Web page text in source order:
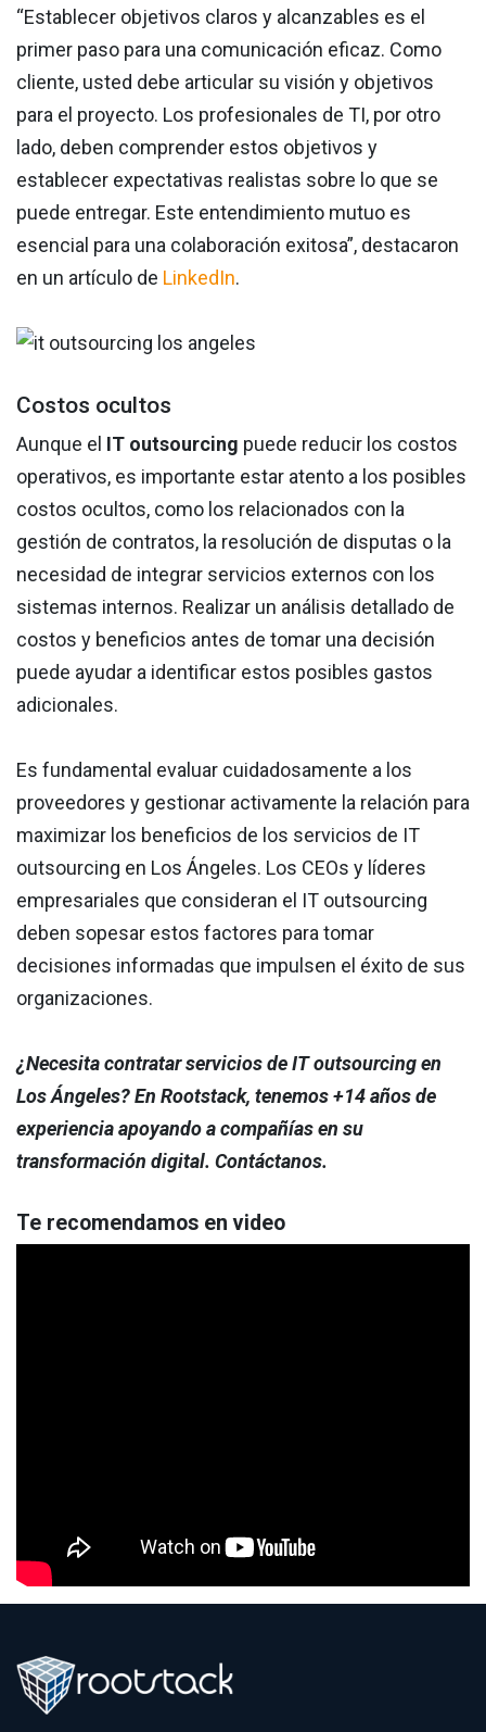
“Establecer objetivos claros y alcanzables es el
primer paso para una comunicación eficaz. Como
cliente, usted debe articular su visión y objetivos
para el proyecto. Los profesionales de TI, por otro
lado, deben comprender estos objetivos y
establecer expectativas realistas sobre lo que se
puede entregar. Este entendimiento mutuo es
esencial para una colaboración exitosa”, destacaron
en un artículo de LinkedIn.
Costos ocultos
Aunque el IT outsourcing puede reducir los costos
operativos, es importante estar atento a los posibles
costos ocultos, como los relacionados con la
gestión de contratos, la resolución de disputas o la
necesidad de integrar servicios externos con los
sistemas internos. Realizar un análisis detallado de
costos y beneficios antes de tomar una decisión
puede ayudar a identificar estos posibles gastos
adicionales.
Es fundamental evaluar cuidadosamente a los
proveedores y gestionar activamente la relación para
maximizar los beneficios de los servicios de IT
outsourcing en Los Ángeles. Los CEOs y líderes
empresariales que consideran el IT outsourcing
deben sopesar estos factores para tomar
decisiones informadas que impulsen el éxito de sus
organizaciones.
¿Necesita contratar servicios de IT outsourcing en
Los Ángeles? En Rootstack, tenemos +14 años de
experiencia apoyando a compañías en su
transformación digital. Contáctanos.
Te recomendamos en video